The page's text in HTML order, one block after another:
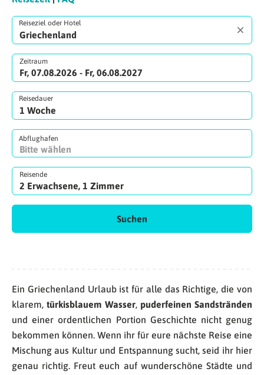
Reiseziel oder Hotel
Zeitraum
Fr, 07.08.2026 - Fr, 06.08.2027
Reisedauer
Abflughafen
Reisende
2 Erwachsene, 1 Zimmer
Suchen
Ein Griechenland Urlaub ist für alle das Richtige, die von
klarem, türkisblauem Wasser, puderfeinen Sandstränden
und einer ordentlichen Portion Geschichte nicht genug
bekommen können. Wenn ihr für eure nächste Reise eine
Mischung aus Kultur und Entspannung sucht, seid ihr hier
genau richtig. Freut euch auf wunderschöne Städte und